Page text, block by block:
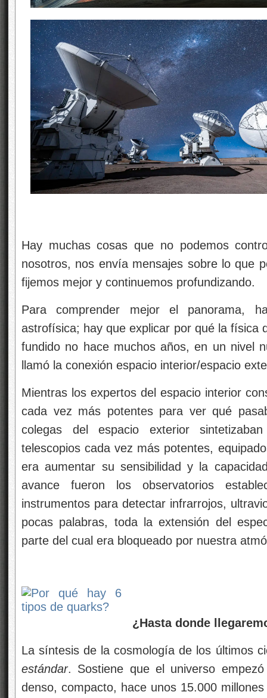
Hay muchas cosas que no podemos
nosotros, nos envía mensajes sobre lo que
fijemos mejor y continuemos profundizando.
Para comprender mejor el panorama,
astrofísica; hay que explicar por qué la física
fundido no hace muchos años, en un nivel
llamó la conexión espacio interior/espacio
Mientras los expertos del espacio interior
cada vez más potentes para ver qué
colegas del espacio exterior
telescopios cada vez más potentes,
era aumentar su sensibilidad y la
avance fueron los observatorios
instrumentos para detectar infrarrojos,
pocas palabras, toda la extensión del
parte del cual era bloqueado por nuestra
¿Hasta donde
La síntesis de la cosmología de los últimos
estándar. Sostiene que el universo
denso, compacto, hace unos 15.000